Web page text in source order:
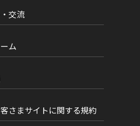
交流
ム
さまサイトに関する規約